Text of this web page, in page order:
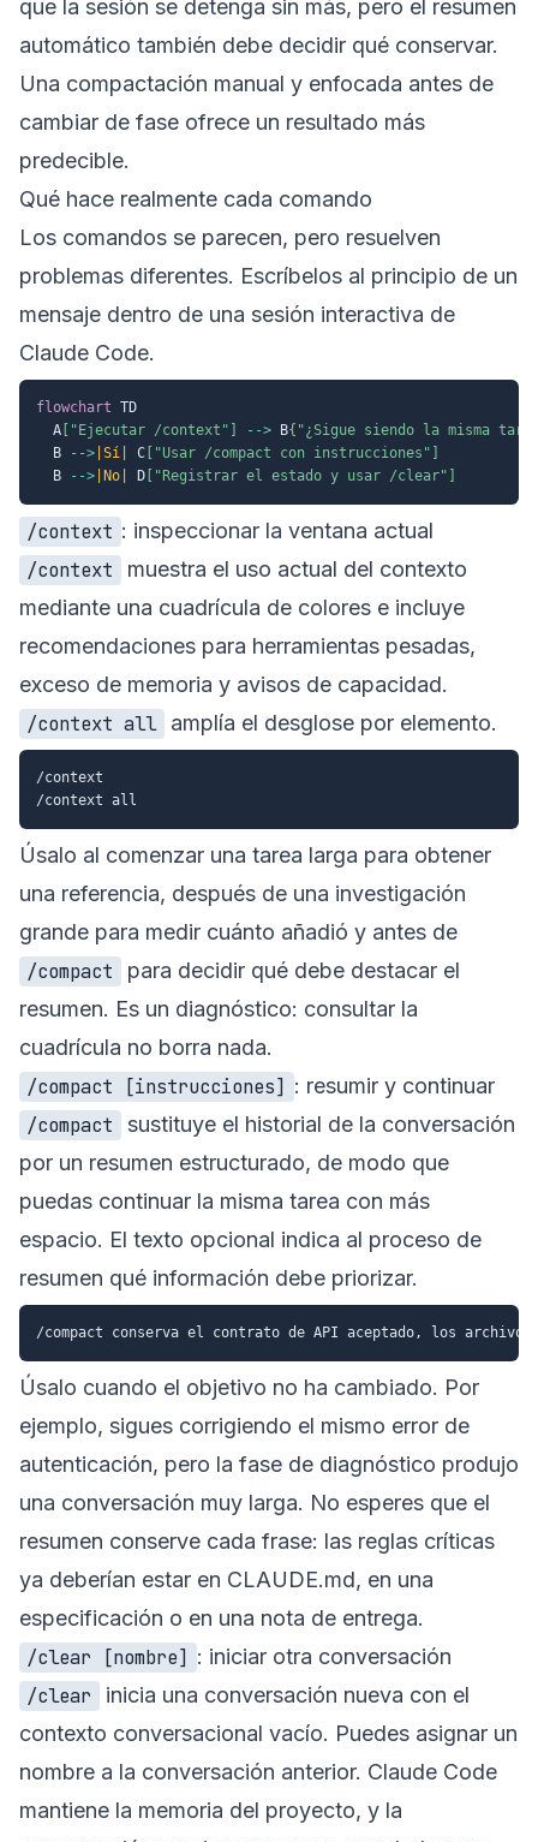
que la sesión se detenga sin más, pero el resumen
automático también debe decidir qué conservar.
Una compactación manual y enfocada antes de
cambiar de fase ofrece un resultado más
predecible.
Qué hace realmente cada comando
Los comandos se parecen, pero resuelven
problemas diferentes. Escríbelos al principio de un
mensaje dentro de una sesión interactiva de
Claude Code.
flowchart TD
  A
["Ejecutar /context"] --> B{"¿Sigue siendo la misma
  B
--> |Sí| C ["Usar /compact con instrucciones"]
  B
--> |No| D ["Registrar el estado y usar /clear"]
/context : inspeccionar la ventana actual
/context
muestra el uso actual del contexto
mediante una cuadrícula de colores e incluye
recomendaciones para herramientas pesadas,
exceso de memoria y avisos de capacidad.
/context all
amplía el desglose por elemento.
/context
Úsalo al comenzar una tarea larga para obtener
una referencia, después de una investigación
grande para medir cuánto añadió y antes de
/compact
para decidir qué debe destacar el
resumen. Es un diagnóstico: consultar la
cuadrícula no borra nada.
/compact [instrucciones] : resumir y continuar
/compact
sustituye el historial de la conversación
por un resumen estructurado, de modo que
puedas continuar la misma tarea con más
espacio. El texto opcional indica al proceso de
resumen qué información debe priorizar.
Úsalo cuando el objetivo no ha cambiado. Por
ejemplo, sigues corrigiendo el mismo error de
autenticación, pero la fase de diagnóstico produjo
una conversación muy larga. No esperes que el
resumen conserve cada frase: las reglas críticas
ya deberían estar en CLAUDE.md, en una
especificación o en una nota de entrega.
/clear [nombre] : iniciar otra conversación
/clear
inicia una conversación nueva con el
contexto conversacional vacío. Puedes asignar un
nombre a la conversación anterior. Claude Code
mantiene la memoria del proyecto, y la